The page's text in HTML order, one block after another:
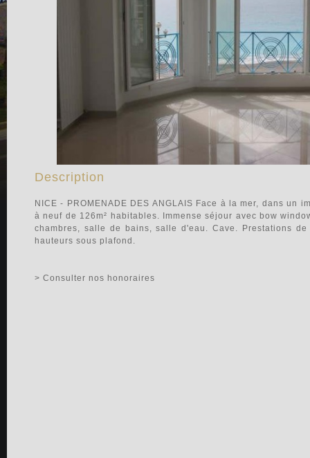
Description
NICE - PROMENADE DES ANGLAIS Face à la mer, dans
à neuf de 126m² habitables. Immense séjour avec bow
chambres, salle de bains, salle d'eau. Cave. Prestations
hauteurs sous plafond.
> Consulter nos honoraires